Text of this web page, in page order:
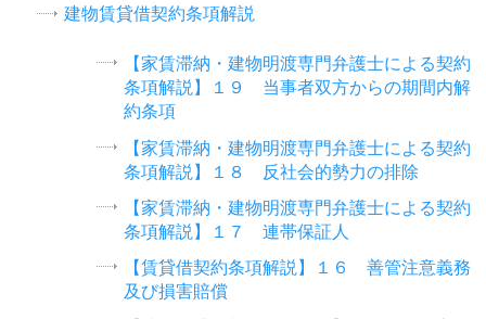
建物賃貸借契約条項解説
【家賃滞納・建物明渡専門弁護士による契約
条項解説】１９ 当事者双方からの期間内解
約条項
【家賃滞納・建物明渡専門弁護士による契約
条項解説】１８ 反社会的勢力の排除
【家賃滞納・建物明渡専門弁護士による契約
条項解説】１７ 連帯保証人
【賃貸借契約条項解説】１６ 善管注意義務
及び損害賠償